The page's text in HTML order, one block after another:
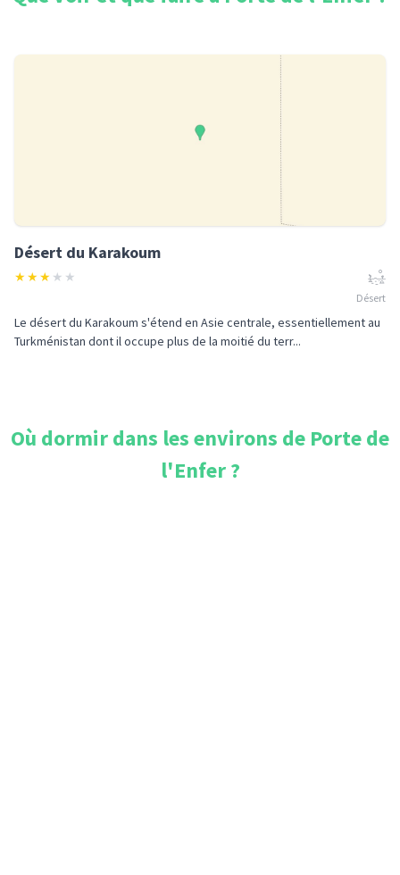
Désert du Karakoum
★★★ ★ ★
Désert
Le désert du Karakoum s'étend en Asie centrale, essentiellement au
Turkménistan dont il occupe plus de la moitié du terr...
Où dormir dans les environs de Porte de
l'Enfer?